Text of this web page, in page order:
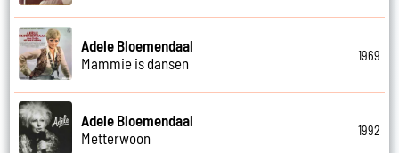
Adele Bloemendaal
Mammie is dansen
1969
Adele Bloemendaal
Metterwoon
1992